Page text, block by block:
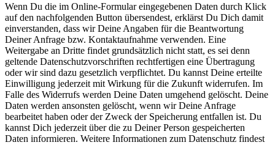
Wenn Du die im Online-Formular eingegebenen Daten durch Klick
auf den nachfolgenden Button übersendest, erklärst Du Dich damit
einverstanden, dass wir Deine Angaben für die Beantwortung
Deiner Anfrage bzw. Kontaktaufnahme verwenden. Eine
Weitergabe an Dritte findet grundsätzlich nicht statt, es sei denn
geltende Datenschutzvorschriften rechtfertigen eine Übertragung
oder wir sind dazu gesetzlich verpflichtet. Du kannst Deine erteilte
Einwilligung jederzeit mit Wirkung für die Zukunft widerrufen. Im
Falle des Widerrufs werden Deine Daten umgehend gelöscht. Deine
Daten werden ansonsten gelöscht, wenn wir Deine Anfrage
bearbeitet haben oder der Zweck der Speicherung entfallen ist. Du
kannst Dich jederzeit über die zu Deiner Person gespeicherten
Daten informieren. Weitere Informationen zum Datenschutz findest